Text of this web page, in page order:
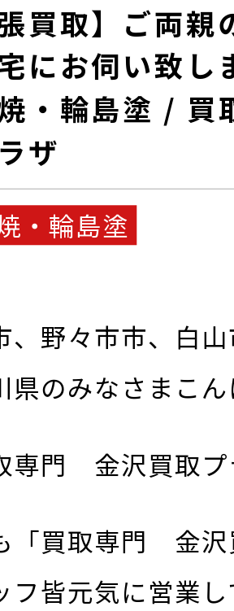
張買取】ご両
にお伺い致
・輪島塗 / 買
ザ
・輪島塗
、野々市市、白
県のみなさまこ
専門 金沢買取
「買取専門 金沢
フ皆元気に営業